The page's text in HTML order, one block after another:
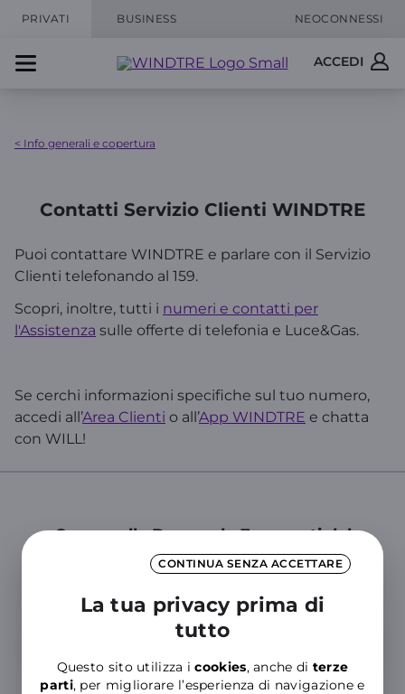
CONTINUA SENZA ACCETTARE
La tua privacy prima di
tutto
Questo sito utilizza icookies, anche di terze
parti, per migliorare l’esperienza di navigazione e
PRIVATI BUSINESS NEOCONNESSI
ACCEDI
< Info generali e copertura
Contatti Servizio Clienti WINDTRE
Puoi contattare WINDTRE e parlare con il Servizio
Clienti telefonando al 159.
Scopri, inoltre, tutti i numeri e contatti per
l'Assistenza sulle offerte di telefonia e Luce&Gas.
Se cerchi informazioni specifiche sul tuo numero,
accedi all’Area Clienti o all’App WINDTRE e chatta
con WILL!
Cerca nelle Domande Frequenti del
Supporto WINDTRE
Inserisci almeno tre caratteri per cercare nelle FAQ